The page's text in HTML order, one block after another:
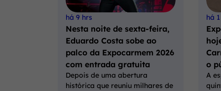
há 9 hrs
Nesta noite de sexta-feira,
Eduardo Costa sobe ao
palco da Expocarmem 2026
com entrada gratuita
Depois de uma abertura
histórica que reuniu milhares de
há
o
A